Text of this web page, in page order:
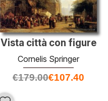
Vista città con figure
Cornelis Springer
€179.00€107.40